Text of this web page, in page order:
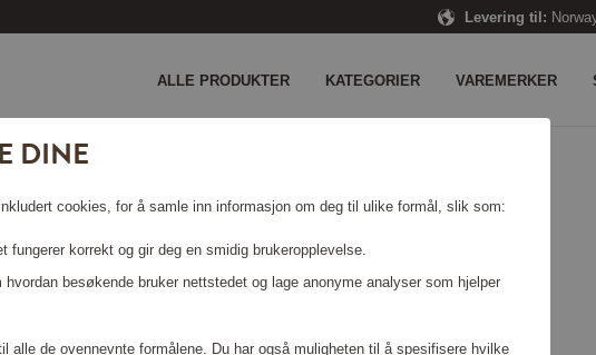
Levering til:
ALLE PRODUKTER KATEGORIER VAREMERKER
DINE
cookies, for å samle inn informasjon om deg til ulike formål, slik som:
korrekt og gir deg en smidig brukeropplevelse.
besøkende bruker nettstedet og lage anonyme analyser som hjelper
de ovennevnte formålene. Du har også muligheten til å spesifisere hvilke